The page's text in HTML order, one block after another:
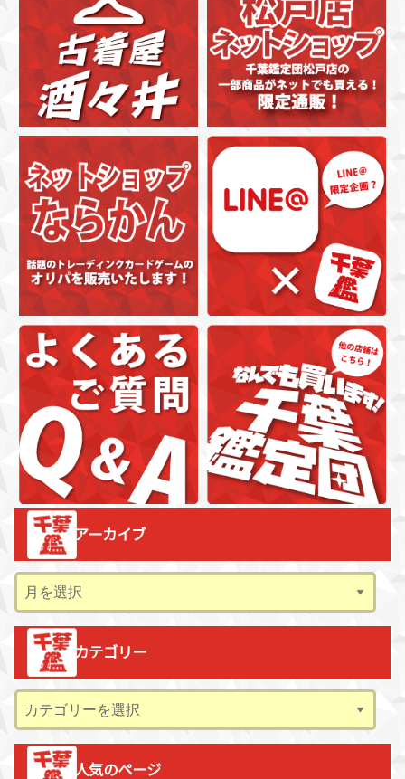
アーカイブ
ー
カ
カテゴリー
テ
ゴ
人気のページ